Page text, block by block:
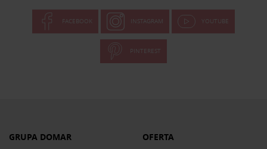
FACEBOOK INSTAGRAM YOUTUBE
PINTEREST
GRUPA DOMAR OFERTA